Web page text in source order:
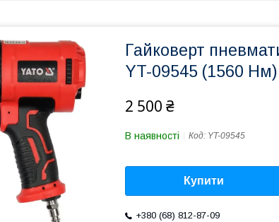
Гайковерт
YT-09545 (1560 Нм)
2 500 ₴
В наявності Код: YT-09545
Купити
+380 (68) 812-87-09